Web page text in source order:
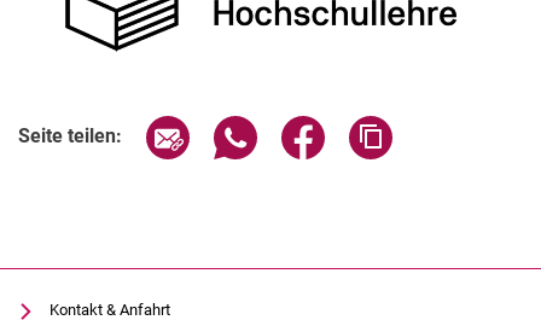
Seite teilen: Seite über E-Mail teilen
Seite über WhatsApp teilen
Seite über Facebook
Kontakt & Anfahrt